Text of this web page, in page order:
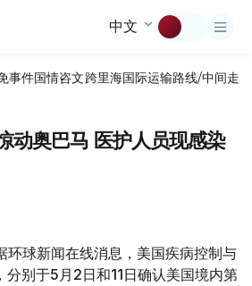
中文
事件国情咨文跨里海国际运输路线/中间走廊
动奥巴马 医护人员现感染
环球新闻在线消息，美国疾病控制与
别于5月2日和11日确认美国境内第